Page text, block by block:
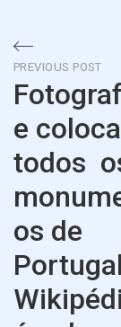
de
artigos
PREVIOUS POST
e
todos
os de